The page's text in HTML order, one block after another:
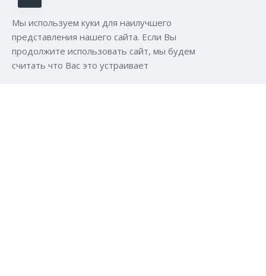
Мы используем куки для наилучшего
представления нашего сайта. Если Вы
продолжите использовать сайт, мы будем
считать что Вас это устраивает